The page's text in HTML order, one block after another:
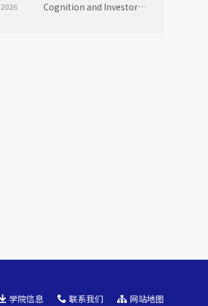
2026
Cognition and Investor
学院信息 联系我们 网站地图